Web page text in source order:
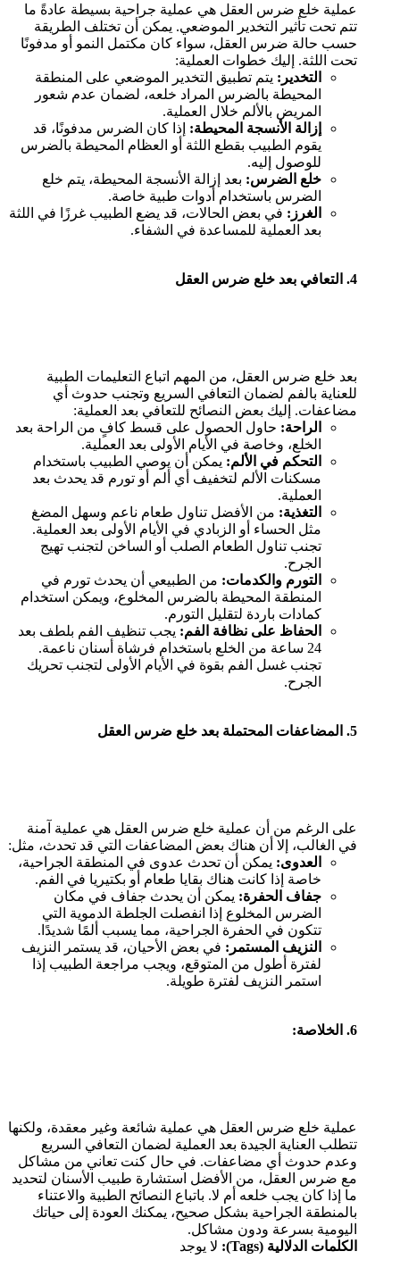
عملية خلع ضرس العقل هي عملية جراحية بسيطة عادةً ما
تتم تحت تأثير التخدير الموضعي. يمكن أن تختلف الطريقة
حسب حالة ضرس العقل، سواء كان مكتمل النمو أو مدفونًا
تحت اللثة. إليك خطوات العملية:
التخدير: يتم تطبيق التخدير الموضعي على المنطقة
المحيطة بالضرس المراد خلعه، لضمان عدم شعور
المريض بالألم خلال العملية.
إزالة الأنسجة المحيطة: إذا كان الضرس مدفونًا، قد
يقوم الطبيب بقطع اللثة أو العظام المحيطة بالضرس
للوصول إليه.
خلع الضرس: بعد إزالة الأنسجة المحيطة، يتم خلع
الضرس باستخدام أدوات طبية خاصة.
الغرز: في بعض الحالات، قد يضع الطبيب غرزًا في اللثة
بعد العملية للمساعدة في الشفاء.
4. التعافي بعد خلع ضرس العقل
بعد خلع ضرس العقل، من المهم اتباع التعليمات الطبية
للعناية بالفم لضمان التعافي السريع وتجنب حدوث أي
مضاعفات. إليك بعض النصائح للتعافي بعد العملية:
الراحة: حاول الحصول على قسط كافٍ من الراحة بعد
الخلع، وخاصة في الأيام الأولى بعد العملية.
التحكم في الألم: يمكن أن يوصي الطبيب باستخدام
مسكنات الألم لتخفيف أي ألم أو تورم قد يحدث بعد
العملية.
التغذية: من الأفضل تناول طعام ناعم وسهل المضغ
مثل الحساء أو الزبادي في الأيام الأولى بعد العملية.
تجنب تناول الطعام الصلب أو الساخن لتجنب تهيج
الجرح.
التورم والكدمات: من الطبيعي أن يحدث تورم في
المنطقة المحيطة بالضرس المخلوع، ويمكن استخدام
كمادات باردة لتقليل التورم.
الحفاظ على نظافة الفم: يجب تنظيف الفم بلطف بعد
24 ساعة من الخلع باستخدام فرشاة أسنان ناعمة.
تجنب غسل الفم بقوة في الأيام الأولى لتجنب تحريك
الجرح.
5. المضاعفات المحتملة بعد خلع ضرس العقل
على الرغم من أن عملية خلع ضرس العقل هي عملية آمنة
في الغالب، إلا أن هناك بعض المضاعفات التي قد تحدث، مثل:
العدوى: يمكن أن تحدث عدوى في المنطقة الجراحية،
خاصة إذا كانت هناك بقايا طعام أو بكتيريا في الفم.
جفاف الحفرة: يمكن أن يحدث جفاف في مكان
الضرس المخلوع إذا انفصلت الجلطة الدموية التي
تتكون في الحفرة الجراحية، مما يسبب ألمًا شديدًا.
النزيف المستمر: في بعض الأحيان، قد يستمر النزيف
لفترة أطول من المتوقع، ويجب مراجعة الطبيب إذا
استمر النزيف لفترة طويلة.
6. الخلاصة:
عملية خلع ضرس العقل هي عملية شائعة وغير معقدة، ولكنها
تتطلب العناية الجيدة بعد العملية لضمان التعافي السريع
وعدم حدوث أي مضاعفات. في حال كنت تعاني من مشاكل
مع ضرس العقل، من الأفضل استشارة طبيب الأسنان لتحديد
ما إذا كان يجب خلعه أم لا. باتباع النصائح الطبية والاعتناء
بالمنطقة الجراحية بشكل صحيح، يمكنك العودة إلى حياتك
اليومية بسرعة ودون مشاكل.
الكلمات الدلالية (Tags):
لا يوجد